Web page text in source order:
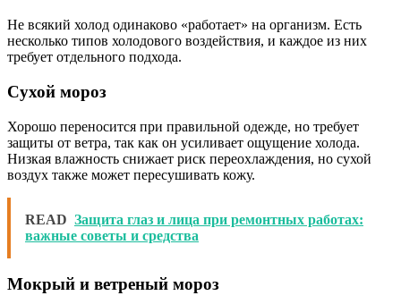
Не всякий холод одинаково «работает» на организм. Есть
несколько типов холодового воздействия, и каждое из них
требует отдельного подхода.
Сухой мороз
Хорошо переносится при правильной одежде, но требует
защиты от ветра, так как он усиливает ощущение холода.
Низкая влажность снижает риск переохлаждения, но сухой
воздух также может пересушивать кожу.
READ Защита глаз и лица при ремонтных работах:
важные советы и средства
Мокрый и ветреный мороз